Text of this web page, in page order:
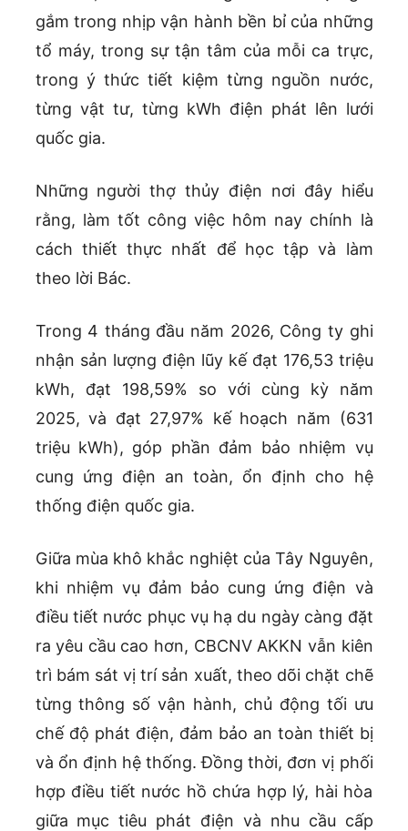
gắm trong nhịp vận hành bền bỉ của những
tổ máy, trong sự tận tâm của mỗi ca trực,
trong ý thức tiết kiệm từng nguồn nước,
từng vật tư, từng kWh điện phát lên lưới
quốc gia.
Những người thợ thủy điện nơi đây hiểu
rằng, làm tốt công việc hôm nay chính là
cách thiết thực nhất để học tập và làm
theo lời Bác.
Trong 4 tháng đầu năm 2026, Công ty ghi
nhận sản lượng điện lũy kế đạt 176,53 triệu
kWh, đạt 198,59% so với cùng kỳ năm
2025, và đạt 27,97% kế hoạch năm (631
triệu kWh), góp phần đảm bảo nhiệm vụ
cung ứng điện an toàn, ổn định cho hệ
thống điện quốc gia.
Giữa mùa khô khắc nghiệt của Tây Nguyên,
khi nhiệm vụ đảm bảo cung ứng điện và
điều tiết nước phục vụ hạ du ngày càng đặt
ra yêu cầu cao hơn, CBCNV AKKN vẫn kiên
trì bám sát vị trí sản xuất, theo dõi chặt chẽ
từng thông số vận hành, chủ động tối ưu
chế độ phát điện, đảm bảo an toàn thiết bị
và ổn định hệ thống. Đồng thời, đơn vị phối
hợp điều tiết nước hồ chứa hợp lý, hài hòa
giữa mục tiêu phát điện và nhu cầu cấp